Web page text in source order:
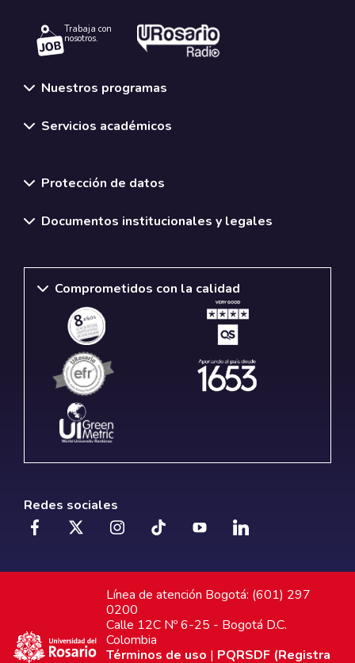
Trabaja con
nosotros.
Nuestros programas
Servicios académicos
Protección de datos
Documentos institucionales y legales
Comprometidos con la calidad
Redes sociales
Línea de atención Bogotá: (601) 297
0200
Calle 12C Nº 6-25 - Bogotá D.C.
Colombia
Términos de uso | PQRSDF (Registra